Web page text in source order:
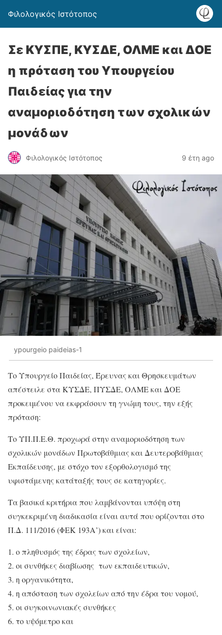
Φιλολογικός Ιστότοπος
Σε ΚΥΣΠΕ, ΚΥΣΔΕ, ΟΛΜΕ και ΔΟΕ
η πρόταση του Υπουργείου
Παιδείας για την
αναμοριοδότηση των σχολικών
μονάδων
Φιλολογικός Ιστότοπος 9 έτη ago
ypourgeio paideias-1
Το Υπουργείο Παιδείας, Έρευνας και Θρησκευμάτων
απέστειλε στα ΚΥΣΔΕ, ΠΥΣΔΕ, ΟΛΜΕ και ΔΟΕ
προκειμένου να εκφράσουν τη γνώμη τους, την εξής
πρόταση:
Το ΥΠ.Π.Ε.Θ. προχωρά στην αναμοριοδότηση των
σχολικών μονάδων Πρωτοβάθμιας και Δευτεροβάθμιας
Εκπαίδευσης, με στόχο τον εξορθολογισμό της
υφιστάμενης κατάταξής τους σε κατηγορίες.
Τα βασικά κριτήρια που λαμβάνονται υπόψη στη
συγκεκριμένη διαδικασία είναι αυτά που ορίζονται στο
Π.Δ. 111/2016 (ΦΕΚ 193Α’) και είναι:
ο πληθυσμός της έδρας των σχολείων,
οι συνθήκες διαβίωσης των εκπαιδευτικών,
η οργανικότητα,
η απόσταση των σχολείων από την έδρα του νομού,
οι συγκοινωνιακές συνθήκες
το υψόμετρο και